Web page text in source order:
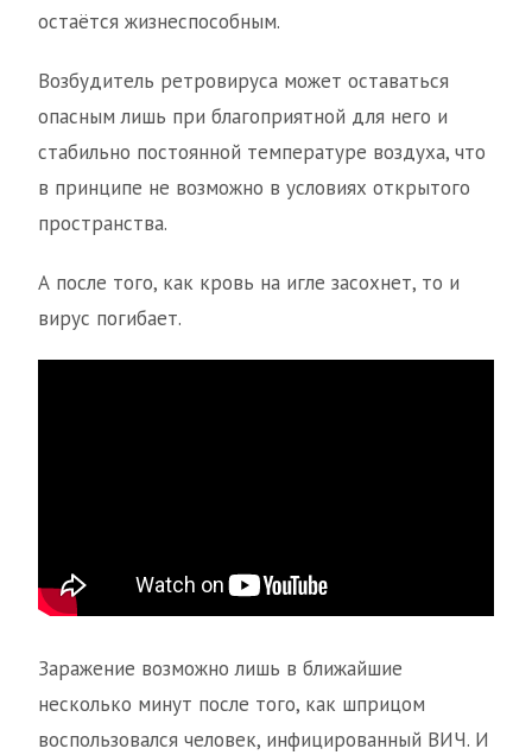
остаётся жизнеспособным.
Возбудитель ретровируса может оставаться
опасным лишь при благоприятной для него и
стабильно постоянной температуре воздуха, что
в принципе не возможно в условиях открытого
пространства.
А после того, как кровь на игле засохнет, то и
вирус погибает.
Заражение возможно лишь в ближайшие
несколько минут после того, как шприцом
воспользовался человек, инфицированный ВИЧ. И